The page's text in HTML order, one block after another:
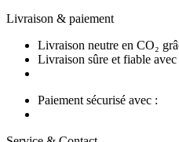
Livraison & paiement
Livraison neutre en CO₂
Livraison sûre et fiable
Paiement sécurisé avec :